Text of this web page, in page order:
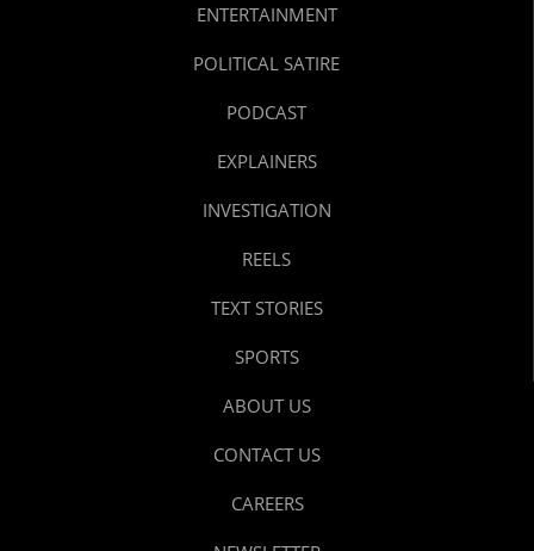
ENTERTAINMENT
POLITICAL SATIRE
PODCAST
EXPLAINERS
INVESTIGATION
REELS
TEXT STORIES
SPORTS
ABOUT US
CONTACT US
CAREERS